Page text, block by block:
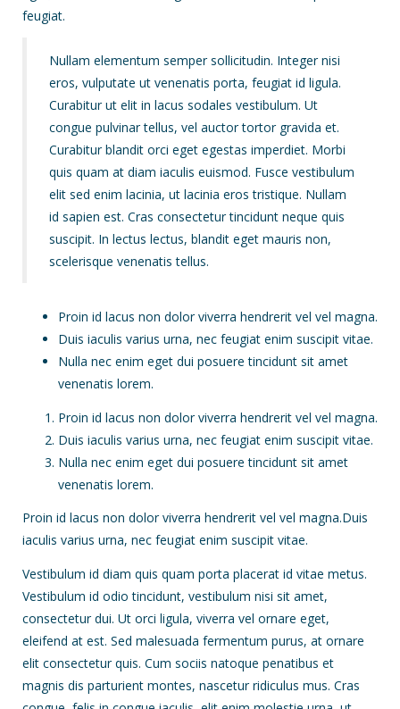
feugiat.
Nullam elementum semper sollicitudin. Integer nisi
eros, vulputate ut venenatis porta, feugiat id ligula.
Curabitur ut elit in lacus sodales vestibulum. Ut
congue pulvinar tellus, vel auctor tortor gravida et.
Curabitur blandit orci eget egestas imperdiet. Morbi
quis quam at diam iaculis euismod. Fusce vestibulum
elit sed enim lacinia, ut lacinia eros tristique. Nullam
id sapien est. Cras consectetur tincidunt neque quis
suscipit. In lectus lectus, blandit eget mauris non,
scelerisque venenatis tellus.
Proin id lacus non dolor viverra hendrerit vel vel magna.
Duis iaculis varius urna, nec feugiat enim suscipit vitae.
Nulla nec enim eget dui posuere tincidunt sit amet
venenatis lorem.
Proin id lacus non dolor viverra hendrerit vel vel magna.
Duis iaculis varius urna, nec feugiat enim suscipit vitae.
Nulla nec enim eget dui posuere tincidunt sit amet
venenatis lorem.
Proin id lacus non dolor viverra hendrerit vel vel magna.Duis
iaculis varius urna, nec feugiat enim suscipit vitae.
Vestibulum id diam quis quam porta placerat id vitae metus.
Vestibulum id odio tincidunt, vestibulum nisi sit amet,
consectetur dui. Ut orci ligula, viverra vel ornare eget,
eleifend at est. Sed malesuada fermentum purus, at ornare
elit consectetur quis. Cum sociis natoque penatibus et
magnis dis parturient montes, nascetur ridiculus mus. Cras